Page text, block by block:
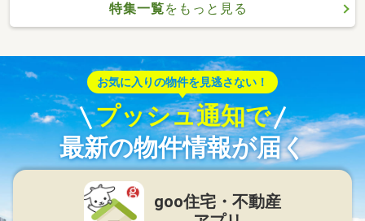
特集一覧をもっと見る
お気に入りの物件を見逃さない！
プッシュ通知で
最新の物件情報が届く
goo住宅・不動産